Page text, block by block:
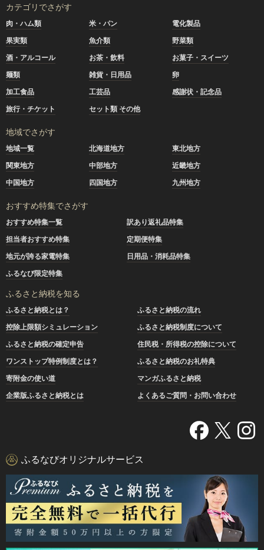
カテゴリでさがす
肉・ハム類 米・パン
電化製品
果実類
魚介類
野菜類
酒・アルコール
お茶・飲料
お菓子・スイーツ
麺類
雑貨・日用品
卵
加工食品
工芸品
感謝状・記念品
旅行・チケット
セット類 その他
地域でさがす
地域一覧 北海道地方
東北地方
関東地方
中部地方
近畿地方
中国地方
四国地方 九州地方
おすすめ特集でさがす
おすすめ特集一覧
訳あり返礼品特集
担当者おすすめ特集
定期便特集
地元が誇る家電特集
日用品・消耗品特集
ふるなび限定特集
ふるさと納税を知る
ふるさと納税とは？
ふるさと納税の流れ
控除上限額シミュレーション
ふるさと納税制度について
ふるさと納税の確定申告
住民税・所得税の控除について
ワンストップ特例制度とは？
ふるさと納税のお礼特典
寄附金の使い道
マンガふるさと納税
企業版ふるさと納税とは
よくあるご質問・お問い合わせ
ふるなびオリジナルサービス